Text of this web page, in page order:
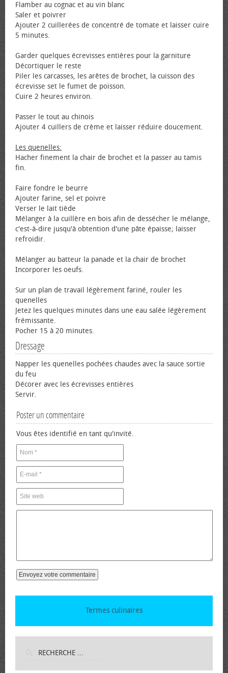
Flamber au cognac et au vin blanc
Saler et poivrer
Ajouter 2 cuillerées de concentré de tomate et laisser cuire
5 minutes.
Garder quelques écrevisses entières pour la garniture
Décortiquer le reste
Piler les carcasses, les arêtes de brochet, la cuisson des
écrevisse set le fumet de poisson.
Cuire 2 heures environ.
Passer le tout au chinois
Ajouter 4 cuillers de crème et laisser réduire doucement.
Les quenelles:
Hacher finement la chair de brochet et la passer au tamis
fin.
Faire fondre le beurre
Ajouter farine, sel et poivre
Verser le lait tiède
Mélanger à la cuillère en bois afin de dessécher le mélange,
c'est-à-dire jusqu'à obtention d'une pâte épaisse; laisser
refroidir.
Mélanger au batteur la panade et la chair de brochet
Incorporer les œufs.
Sur un plan de travail légèrement fariné, rouler les
quenelles
Jetez les quelques minutes dans une eau salée légèrement
frémissante.
Pocher 15 à 20 minutes.
Dressage
Napper les quenelles pochées chaudes avec la sauce sortie
du feu
Décorer avec les écrevisses entières
Servir.
Poster un commentaire
Vous êtes identifié en tant qu'invité.
Termes culinaires